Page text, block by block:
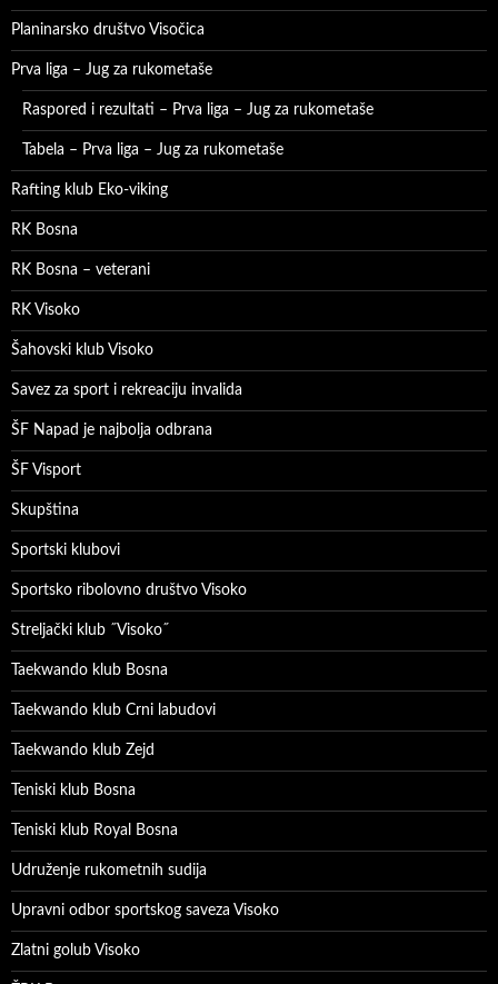
Planinarsko društvo Visočica
Prva liga – Jug za rukometaše
Raspored i rezultati – Prva liga – Jug za rukometaše
Tabela – Prva liga – Jug za rukometaše
Rafting klub Eko-viking
RK Bosna
RK Bosna – veterani
RK Visoko
Šahovski klub Visoko
Savez za sport i rekreaciju invalida
ŠF Napad je najbolja odbrana
ŠF Visport
Skupština
Sportski klubovi
Sportsko ribolovno društvo Visoko
Streljački klub ˝Visoko˝
Taekwando klub Bosna
Taekwando klub Crni labudovi
Taekwando klub Zejd
Teniski klub Bosna
Teniski klub Royal Bosna
Udruženje rukometnih sudija
Upravni odbor sportskog saveza Visoko
Zlatni golub Visoko